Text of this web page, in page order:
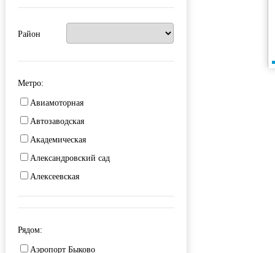
Район
Метро:
Авиамоторная
Автозаводская
Академическая
Александровский сад
Алексеевская
Алма-Атинская
Аминьевская
Андроновка
Рядом:
Аэропорт Быково